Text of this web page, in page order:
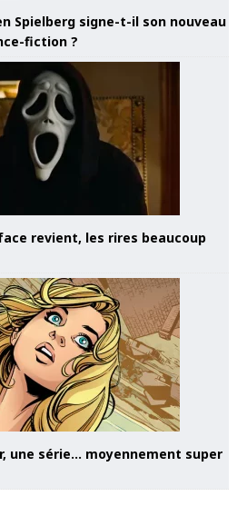
Spielberg signe-t-il son nouveau
fiction ?
revient, les rires beaucoup
une série… moyennement super